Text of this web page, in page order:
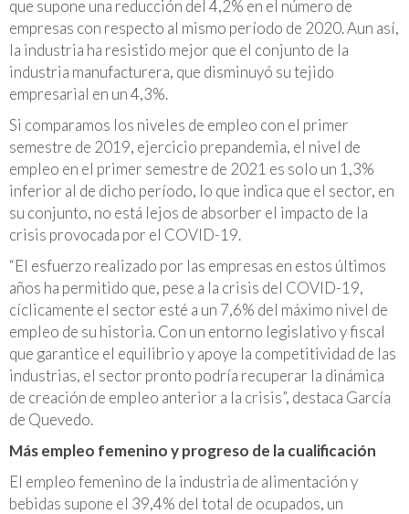
que supone una reducción del 4,2% en el número de
empresas con respecto al mismo período de 2020. Aun así,
la industria ha resistido mejor que el conjunto de la
industria manufacturera, que disminuyó su tejido
empresarial en un 4,3%.
Si comparamos los niveles de empleo con el primer
semestre de 2019, ejercicio prepandemia, el nivel de
empleo en el primer semestre de 2021 es solo un 1,3%
inferior al de dicho período, lo que indica que el sector, en
su conjunto, no está lejos de absorber el impacto de la
crisis provocada por el COVID-19.
“El esfuerzo realizado por las empresas en estos últimos
años ha permitido que, pese a la crisis del COVID-19,
cíclicamente el sector esté a un 7,6% del máximo nivel de
empleo de su historia. Con un entorno legislativo y fiscal
que garantice el equilibrio y apoye la competitividad de las
industrias, el sector pronto podría recuperar la dinámica
de creación de empleo anterior a la crisis”, destaca García
de Quevedo.
Más empleo femenino y progreso de la cualificación
El empleo femenino de la industria de alimentación y
bebidas supone el 39,4% del total de ocupados, un